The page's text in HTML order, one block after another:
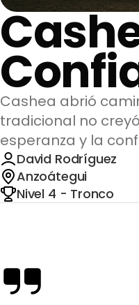
Cashea abrió
tradicional no
esperanza y la
David Rodríguez
Anzoátegui
Nivel 4 - Tronco